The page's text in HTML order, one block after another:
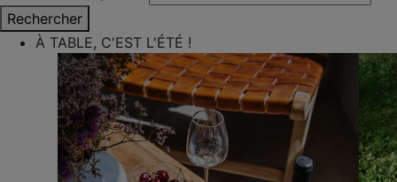
Rechercher
À TABLE, C'EST L'ÉTÉ !